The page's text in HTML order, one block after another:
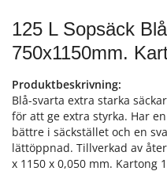
125 L Sopsäck
750x1150mm.
Produktbeskrivning:
Blå-svarta extra starka
för att ge extra styrka. Har
bättre i säckstället och en
lättöppnad. Tillverkad av
x 1150 x 0,050 mm. Kartong